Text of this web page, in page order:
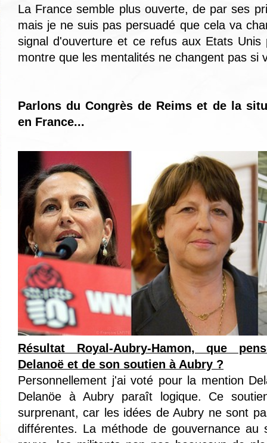
La France semble plus ouverte, de par ses
mais je ne suis pas persuadé que cela va
signal d'ouverture et ce refus aux Etats Unis
montre que les mentalités ne changent pas si
Parlons du Congrès de Reims et de la
en France...
Résultat Royal-Aubry-Hamon, que
Delanoë et de son soutien à Aubry ?
Personnellement j'ai voté pour la mention
Delanöe à Aubry paraît logique. Ce
surprenant, car les idées de Aubry ne sont
différentes. La méthode de gouvernance au